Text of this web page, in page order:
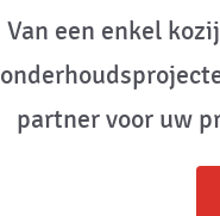
Van een enkel
partner voor uw